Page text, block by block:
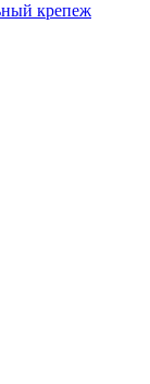
крепеж